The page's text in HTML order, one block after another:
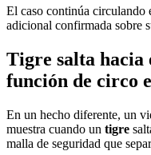
El caso continúa circulando
adicional confirmada sobre
Tigre salta hacia
función de circo
En un hecho diferente, un
muestra cuando un tigre
malla de seguridad que